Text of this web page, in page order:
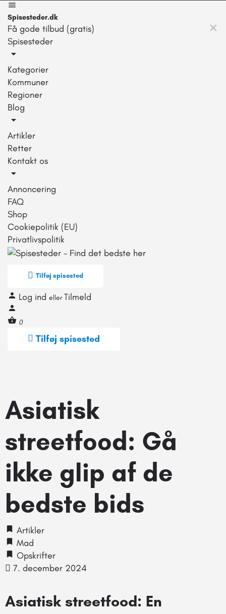
Spisesteder.dk
Få gode tilbud (gratis)
Spisesteder
Kategorier
Kommuner
Regioner
Blog
Artikler
Retter
Kontakt os
Annoncering
FAQ
Shop
Cookiepolitik (EU)
Privatlivspolitik
Tilføj spisested
Log ind eller Tilmeld
0
Tilføj spisested
Asiatisk
streetfood: Gå
ikke glip af de
bedste bids
Artikler
Mad
Opskrifter
7. december 2024
Asiatisk streetfood: En